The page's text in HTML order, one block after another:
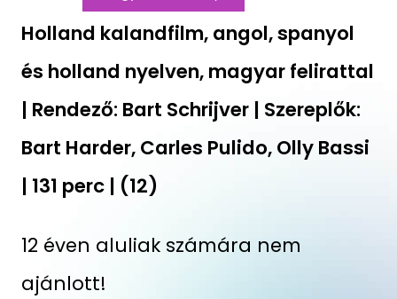
Holland kalandfilm, angol, spanyol
és holland nyelven, magyar felirattal
| Rendező: Bart Schrijver | Szereplők:
Bart Harder, Carles Pulido, Olly Bassi
| 131 perc | (12)
12 éven aluliak számára nem
ajánlott!